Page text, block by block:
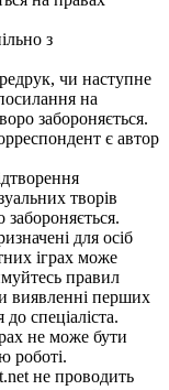
з
чи наступне
на
забороняється.
є автор
творів
для осіб
іграх може
правил
виявленні перших
спеціаліста.
не може бути
роботі.
не проводить